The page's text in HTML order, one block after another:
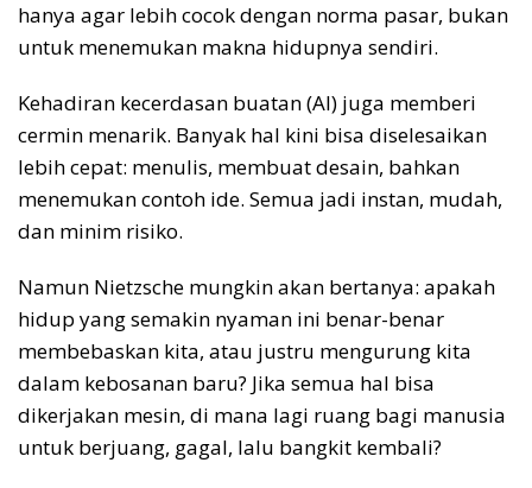
hanya agar lebih cocok dengan norma pasar, bukan
untuk menemukan makna hidupnya sendiri.
Kehadiran kecerdasan buatan (AI) juga memberi
cermin menarik. Banyak hal kini bisa diselesaikan
lebih cepat: menulis, membuat desain, bahkan
menemukan contoh ide. Semua jadi instan, mudah,
dan minim risiko.
Namun Nietzsche mungkin akan bertanya: apakah
hidup yang semakin nyaman ini benar-benar
membebaskan kita, atau justru mengurung kita
dalam kebosanan baru? Jika semua hal bisa
dikerjakan mesin, di mana lagi ruang bagi manusia
untuk berjuang, gagal, lalu bangkit kembali?